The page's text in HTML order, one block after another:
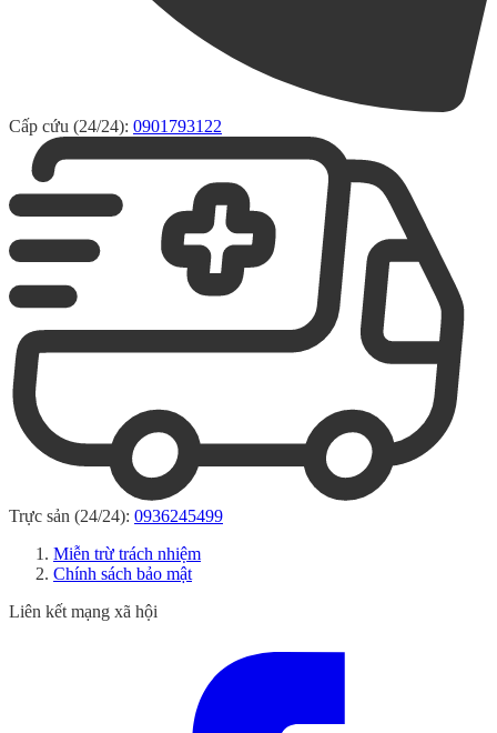
Cấp cứu (24/24): 0901793122
Trực sản (24/24): 0936245499
Miễn trừ trách nhiệm
Chính sách bảo mật
Liên kết mạng xã hội